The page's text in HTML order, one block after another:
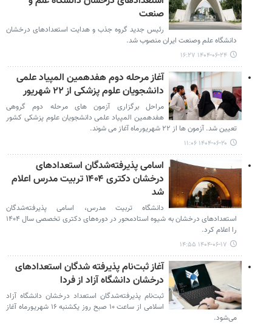
صنعت
رئیس جدید گروه جذب و هدایت استعدادهای درخشان
دانشگاه علم وصنعت ایران منصوب شد.
۱۴۰۴-۰۶-۲۴ ۱۶:۲۷
آغاز مرحله دوم هفدهمین المپیاد علمی
دانشجویان علوم پزشکی از ۲۲ شهریور
مراحل برگزاری آزمون های مرحله دوم گروهی
هفدهمین المپیاد علمی دانشجویان علوم پزشکی کشور
تعیین شد. آزمون ها از ۲۲ شهریورماه آغاز می شوند.
۱۴۰۴-۰۶-۲۰ ۱۱:۰۶
اسامی پذیرفته‌شدگان استعدادهای
درخشان دکتری ۱۴۰۴ تربیت مدرس اعلام
شد
دانشگاه تربیت مدرس، اسامی پذیرفته‌شدگان
استعدادهای درخشان به شیوه استادمحور در دوره‌های دکتری تخصصی سال ۱۴۰۴
را اعلام کرد.
۱۴۰۴-۰۶-۱۷ ۱۴:۵۵
آغاز ثبت‌نام پذیرفته شدگان استعدادهای
درخشان دانشگاه آزاد از فردا
ثبت‌نام پذیرفته‌شدگان استعداد درخشان دانشگاه آزاد
اسلامی از ساعت ۱۰ صبح روز یکشنبه ۱۶ شهریورماه آغاز
می‌شود.